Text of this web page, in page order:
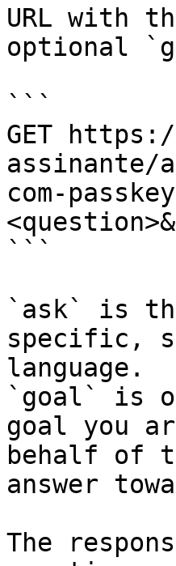
URL with
optional
```
GET
assinante/
com-
```
`ask` is
specific,
language.
`goal` is
goal you
behalf of
answer
The